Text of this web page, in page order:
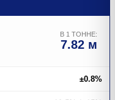
В 1 ТОННЕ:
7.82 м
±0.8%